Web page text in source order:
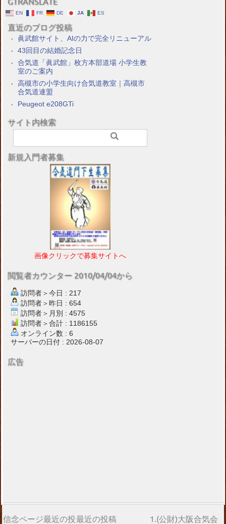
EN FR DE JA ES
直近のブログ投稿
眞武館サイト、AIの力で完全リニューアル
43回目の結婚記念日
合気道「眞武館」枚方本部道場 小学生教
室のご案内
高槻市の小学生向け合気道教室｜高槻市
合気道連盟
Peugeot e208GTi
サイト内検索
新規入門者募集
画像クリックで募集サイトへ
閲覧者カウンター 2010/04/04から
訪問者＞今日 : 217
訪問者＞昨日 : 654
訪問者＞月別 : 4575
訪問者＞合計 : 1186155
オンライン数 : 6
サーバーの日付 : 2026-08-07
広告
信念ページ最近の投最近の投稿
1.(公財)大阪合気会